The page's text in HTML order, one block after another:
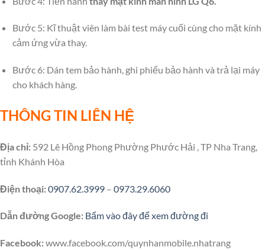
Bước 5: Kĩ thuật viên làm bài test máy cuối cùng cho mặt kính
cảm ứng vừa thay.
Bước 6: Dán tem bảo hành, ghi phiếu bảo hành và trả lại máy
cho khách hàng.
THÔNG TIN LIÊN HỆ
Địa chỉ: 592 Lê Hồng Phong Phường Phước Hải , TP Nha Trang,
tỉnh Khánh Hòa
Điện thoại:0907.62.3999 – 0973.29.6060
Dẫn đường Google: Bấm vào đây để xem đường đi
Facebook:www.facebook.com/quynhanmobile.nhatrang